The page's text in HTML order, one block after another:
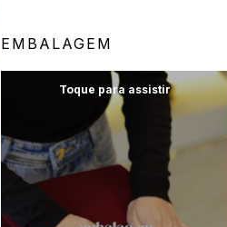
EMBALAGEM